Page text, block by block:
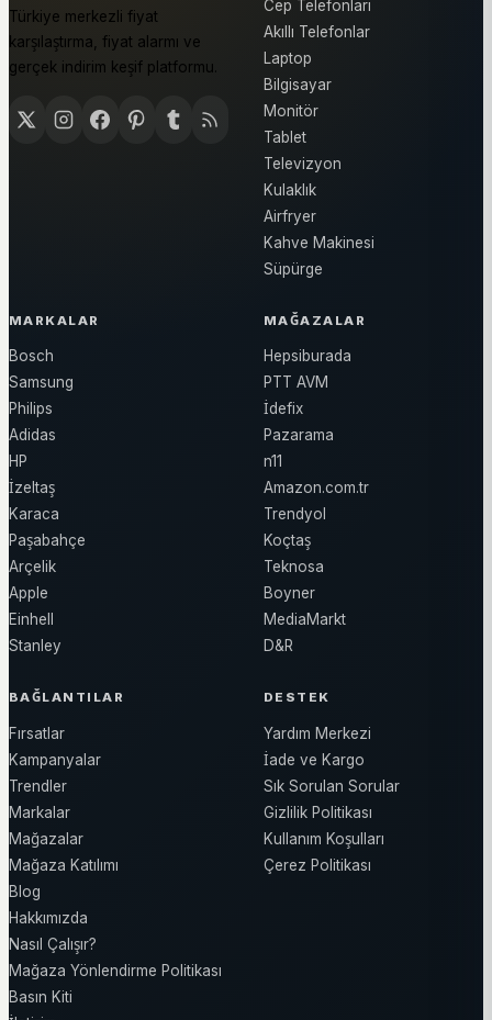
Türkiye merkezli fiyat
karşılaştırma, fiyat alarmı ve
gerçek indirim keşif platformu.
Cep Telefonları
Akıllı Telefonlar
Laptop
Bilgisayar
Monitör
Tablet
Televizyon
Kulaklık
Airfryer
Kahve Makinesi
Süpürge
MARKALAR
Bosch
Samsung
Philips
Adidas
HP
İzeltaş
Karaca
Paşabahçe
Arçelik
Apple
Einhell
Stanley
MAĞAZALAR
Hepsiburada
PTT AVM
İdefix
Pazarama
n11
Amazon.com.tr
Trendyol
Koçtaş
Teknosa
Boyner
MediaMarkt
D&R
BAĞLANTILAR
Fırsatlar
Kampanyalar
Trendler
Markalar
Mağazalar
Mağaza Katılımı
Blog
Hakkımızda
Nasıl Çalışır?
Mağaza Yönlendirme Politikası
Basın Kiti
DESTEK
Yardım Merkezi
İade ve Kargo
Sık Sorulan Sorular
Gizlilik Politikası
Kullanım Koşulları
Çerez Politikası